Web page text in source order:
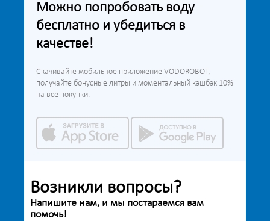
Можно попробовать воду
бесплатно и убедиться в
качестве!
Скачивайте мобильное приложение VODOROBOT,
получайте бонусные литры и моментальный кэшбэк 10%
на все покупки.
Возникли вопросы?
Напишите нам, и мы постараемся вам
помочь!